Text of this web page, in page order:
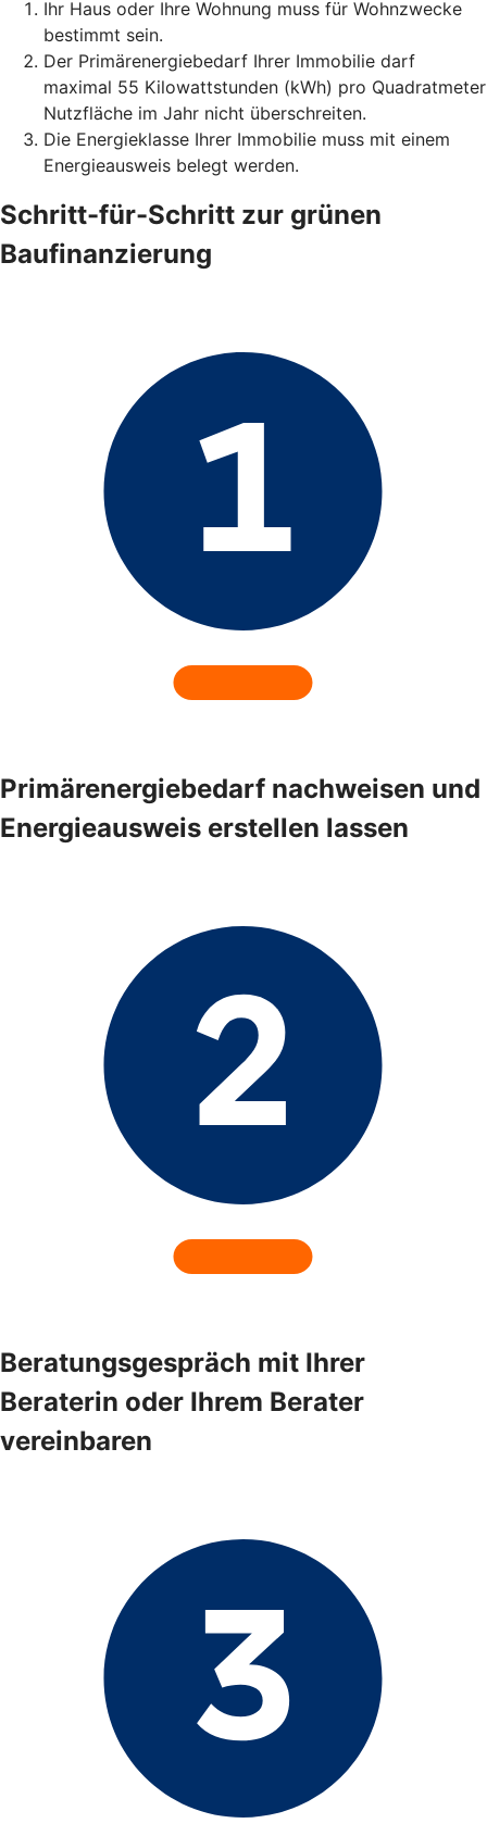
Ihr Haus oder Ihre Wohnung muss für Wohnzwecke
bestimmt sein.
Der Primärenergiebedarf Ihrer Immobilie darf
maximal 55 Kilowattstunden (kWh) pro Quadratmeter
Nutzfläche im Jahr nicht überschreiten.
Die Energieklasse Ihrer Immobilie muss mit einem
Energieausweis belegt werden.
Schritt-für-Schritt zur grünen
Baufinanzierung
Primärenergiebedarf nachweisen und
Energieausweis erstellen lassen
Beratungsgespräch mit Ihrer
Beraterin oder Ihrem Berater
vereinbaren